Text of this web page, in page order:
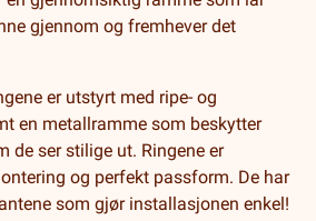
gjennom og fremhever det
er utstyrt med ripe- og
en metallramme som beskytter
de ser stilige ut. Ringene er
og perfekt passform. De har
som gjør installasjonen enkel!